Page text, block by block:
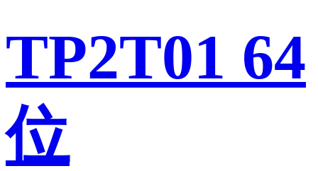
TP2T01 64
位